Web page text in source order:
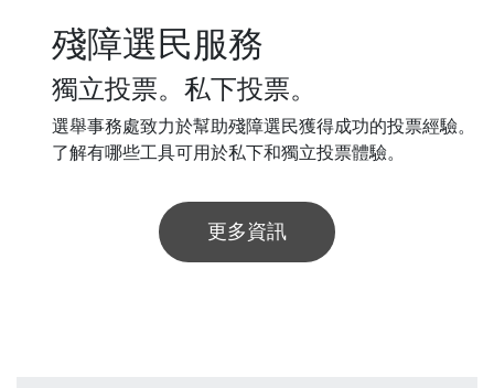
殘障選民服務
獨立投票。私下投票。
選舉事務處致力於幫助殘障選民獲得成功的投票經驗。
了解有哪些工具可用於私下和獨立投票體驗。
更多資訊